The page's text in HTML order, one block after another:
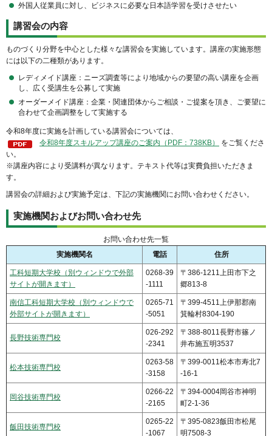
外国人従業員に対し、ビジネスに必要な日本語学習を受けさせたい
講習会の内容
ものづくり分野を中心とした様々な講習会を実施しています。講座の実施形態
には以下の二種類があります。
レディメイド講座：ニーズ調査等により地域からの要望の高い講座を企画
し、広く受講生を公募して実施
オーダーメイド講座：企業・関連団体からご相談・ご提案を頂き、ご要望に
合わせて企画調整をして実施する
令和8年度に実施を計画している講習会については、
令和8年度スキルアップ講座のご案内（PDF：738KB）
をご覧くださ
い。
※講座内容により受講料が異なります。テキスト代等は実費負担いただきま
す。
講習会の詳細および実施予定は、下記の実施機関にお問い合わせください。
実施機関およびお問い合わせ先
お問い合わせ先一覧
実施機関名
電話 住所
工科短期大学校（別ウィンドウで外部
サイトが開きます）
0268-39
-1111
〒386-1211上田市下之
郷813-8
南信工科短期大学校（別ウィンドウで
外部サイトが開きます）
0265-71
-5051
〒399-4511上伊那郡南
箕輪村8304-190
長野技術専門校
026-292
-2341
〒388-8011長野市篠ノ
井布施五明3537
松本技術専門校
0263-58
-3158
〒399-0011松本市寿北7
-16-1
岡谷技術専門校
0266-22
-2165
〒394-0004岡谷市神明
町2-1-36
飯田技術専門校
0265-22
-1067
〒395-0823飯田市松尾
明7508-3